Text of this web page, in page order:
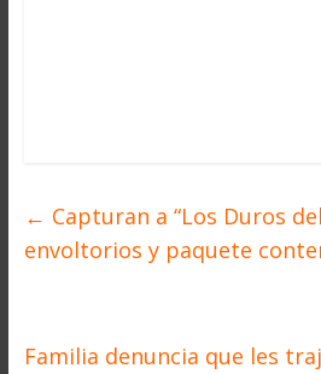
← Capturan a “Los Duros
envoltorios y paquete
Familia denuncia que les